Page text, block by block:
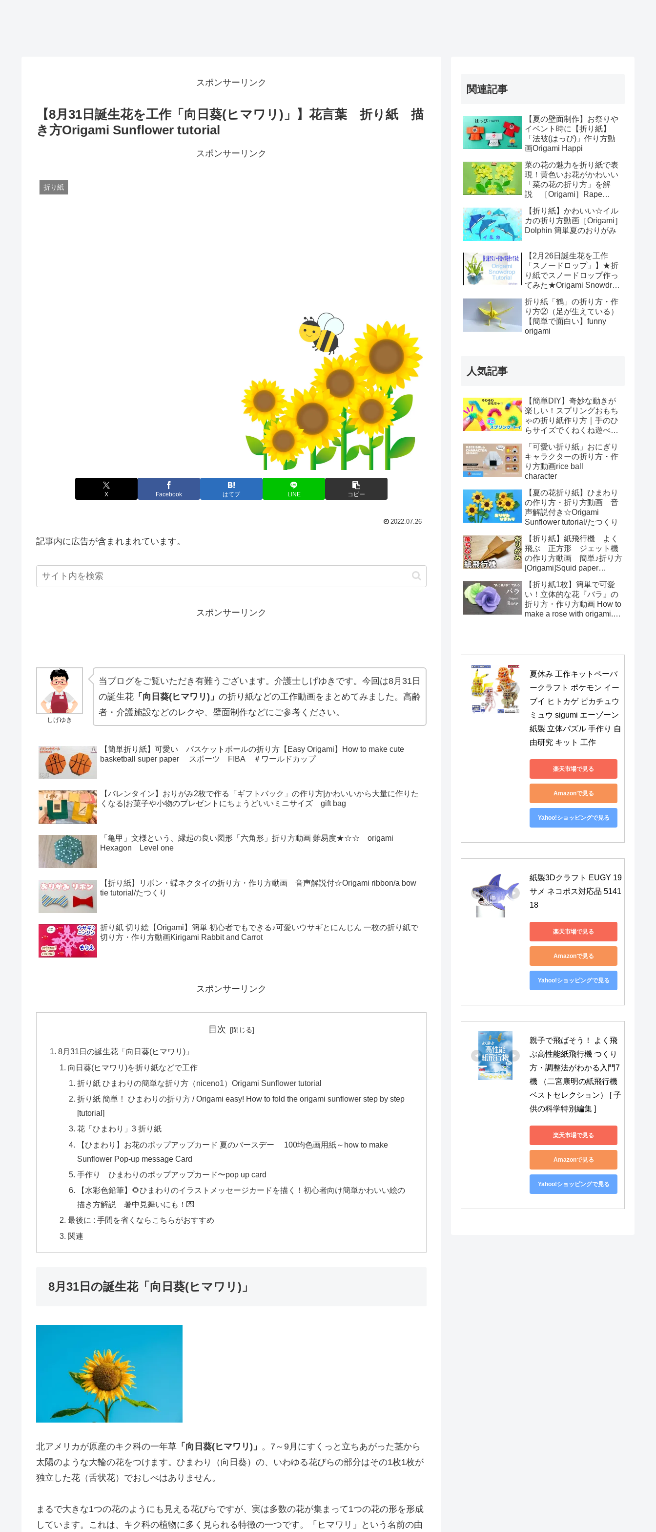
スポンサーリンク
【8月31日誕生花を工作「向日葵(ヒマワリ)」】花言葉 折り紙 描
き方Origami Sunflower tutorial
スポンサーリンク
折り紙
X Facebook はてブ LINE コピー
2022.07.26
記事内に広告が含まれまれています。
スポンサーリンク
しげゆき
当ブログをご覧いただき有難うございます。介護士しげゆきです。今回は8月31日
の誕生花 「向日葵(ヒマワリ)」 の折り紙などの工作動画をまとめてみました。高齢
者・介護施設などのレクや、壁面制作などにご参考ください。
【簡単折り紙】可愛い バスケットボールの折り方【Easy Origami】How to make cute
basketball super paper スポーツ FIBA ＃ワールドカップ
【バレンタイン】おりがみ2枚で作る「ギフトバック」の作り方|かわいいから大量に作りた
くなる|お菓子や小物のプレゼントにちょうどいいミニサイズ gift bag
「亀甲」文様という、縁起の良い図形「六角形」折り方動画 難易度★☆☆ origami
Hexagon Level one
【折り紙】リボン・蝶ネクタイの折り方・作り方動画 音声解説付☆Origami ribbon/a bow
tie tutorial/たつくり
折り紙 切り絵【Origami】簡単 初心者でもできる♪可愛いウサギとにんじん 一枚の折り紙で
切り方・作り方動画Kirigami Rabbit and Carrot
スポンサーリンク
目次
8月31日の誕生花「向日葵(ヒマワリ)」
向日葵(ヒマワリ)を折り紙などで工作
折り紙 ひまわりの簡単な折り方（niceno1）Origami Sunflower tutorial
折り紙 簡単！ ひまわりの折り方 / Origami easy! How to fold the origami sunflower step by step
[tutorial]
花「ひまわり」3 折り紙
【ひまわり】お花のポップアップカード 夏のバースデー 100均色画用紙～how to make
Sunflower Pop-up message Card
手作り ひまわりのポップアップカード〜pop up card
【水彩色鉛筆】🌻ひまわりのイラストメッセージカードを描く！初心者向け簡単かわいい絵の
描き方解説 暑中見舞いにも！💌
最後に : 手間を省くならこちらがおすすめ
関連
8月31日の誕生花「向日葵(ヒマワリ)」
北アメリカが原産のキク科の一年草 「向日葵(ヒマワリ)」 。7～9月にすくっと立ちあがった茎から
太陽のような大輪の花をつけます。ひまわり（向日葵）の、いわゆる花びらの部分はその1枚1枚が
独立した花（舌状花）でおしべはありません。
まるで大きな1つの花のようにも見える花びらですが、実は多数の花が集まって1つの花の形を形成
しています。これは、キク科の植物に多く見られる特徴の一つです。「ヒマワリ」という名前の由
関連記事
【夏の壁面制作】お祭りや
イベント時に【折り紙】
「法被(はっぴ)」作り方動
画Origami Happi
菜の花の魅力を折り紙で表
現！黄色いお花がかわいい
「菜の花の折り方」を解
説 ［Origami］Rape
がみ
【折り紙】かわいい☆イル
カの折り方動画［Origami］
Dolphin 簡単夏のおりがみ
【2月26日誕生花を工作
「スノードロップ」】★折
り紙でスノードロップ作っ
てみた★Origami Snowdrop
折り紙「鶴」の折り方・作
り方②（足が生えている）
【簡単で面白い】funny
origami
人気記事
【簡単DIY】奇妙な動きが
楽しい！スプリングおもち
ゃの折り紙作り方｜手のひ
らサイズでくねくね遊べ
toys Origami
「可愛い折り紙」おにぎり
キャラクターの折り方・作
り方動画rice ball
character
【夏の花折り紙】ひまわり
の作り方・折り方動画 音
声解説付き☆Origami
Sunflower tutorial/たつくり
【折り紙】紙飛行機 よく
飛ぶ 正方形 ジェット機
の作り方動画 簡単♪折り方
[Origami]Squid paper
【折り紙1枚】簡単で可愛
い！立体的な花『バラ』の
折り方・作り方動画 How to
make a rose with origami.It's
夏休み 工作キットペーパ
ークラフト ポケモン イー
ブイ ヒトカゲ ピカチュウ
ミュウ sigumi エーゾーン
紙製 立体パズル 手作り 自
由研究 キット 工作
楽天市場で見る
Amazonで見る
Yahoo!ショッピングで見る
紙製3Dクラフト EUGY 19
サメ ネコポス対応品 5141
18
楽天市場で見る
Amazonで見る
Yahoo!ショッピングで見る
親子で飛ばそう！ よく飛
ぶ高性能紙飛行機 つくり
方・調整法がわかる入門7
機 （二宮康明の紙飛行機
ベストセレクション） [ 子
供の科学特別編集 ]
楽天市場で見る
Amazonで見る
Yahoo!ショッピングで見る